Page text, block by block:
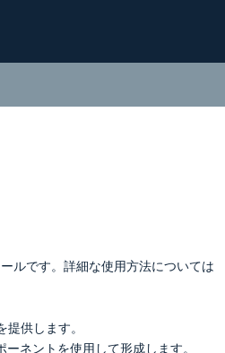
ルです。 詳細な使用方法については
供します。
ネントを使用して形成します。